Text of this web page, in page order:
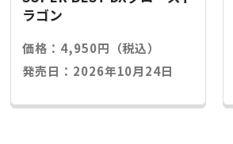
ラゴン
価格：4,950円（税込）
発売日：2026年10月24日